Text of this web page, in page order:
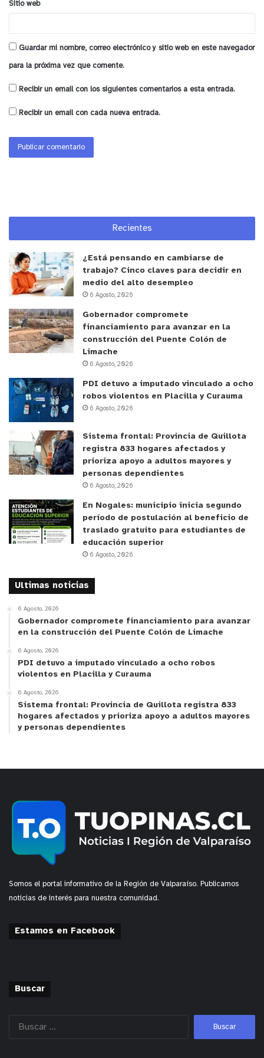
El proyecto contará con 114 jornadas de cuatro
Arribala orquesta,tiene tres etapas
de la música
A través de la presentación de conciertos,
establecimiento, puedan acceder a experiencias
que amplíen su horizonte cultural y sensibilidad
por la música y las artes.
Formación de orquestas y/o bandas
Donde se busca generar una profunda inmersión
en la ejecución de música instrumental en
establecimientos educacionales, potenciando
tanto las habilidades musicales como el aspecto
socioemocional y de convivencia escolar de toda la
comunidad educativa, los cuales, en contexto de
pandemia COVID19, se vuelven aún más relevantes.
Presentaciones y encuentros orquestales
El planArriba la orquesta,tiene por objetivo
entregar a las orquestas infanto-juveniles
desarrolladas al interior de Liceos Bicentenario, un
espacio de calidad para mostrar su nivel y trabajo
orquestal, ofreciéndoles la oportunidad de
participar de encuentros tanto regionales como
Sitio web
Guardar mi nombre, correo electrónico y sitio web en este navegador
para la próxima vez que comente.
Recibir un email con los siguientes comentarios a esta entrada.
Recibir un email con cada nueva entrada.
Recientes
¿Está pensando en cambiarse de
trabajo? Cinco claves para decidir en
medio del alto desempleo
6 Agosto, 2026
Gobernador compromete
financiamiento para avanzar en la
construcción del Puente Colón de
Limache
6 Agosto, 2026
PDI detuvo a imputado vinculado a ocho
robos violentos en Placilla y Curauma
6 Agosto, 2026
Sistema frontal: Provincia de Quillota
registra 833 hogares afectados y
prioriza apoyo a adultos mayores y
personas dependientes
6 Agosto, 2026
En Nogales: municipio inicia segundo
período de postulación al beneficio de
traslado gratuito para estudiantes de
educación superior
6 Agosto, 2026
Ultimas noticias
6 Agosto, 2026
Gobernador compromete financiamiento para avanzar
en la construcción del Puente Colón de Limache
6 Agosto, 2026
PDI detuvo a imputado vinculado a ocho robos
violentos en Placilla y Curauma
6 Agosto, 2026
Sistema frontal: Provincia de Quillota registra 833
hogares afectados y prioriza apoyo a adultos mayores
y personas dependientes
Somos el portal informativo de la Región de Valparaíso. Publicamos
noticias de interés para nuestra comunidad.
Estamos en Facebook
Buscar